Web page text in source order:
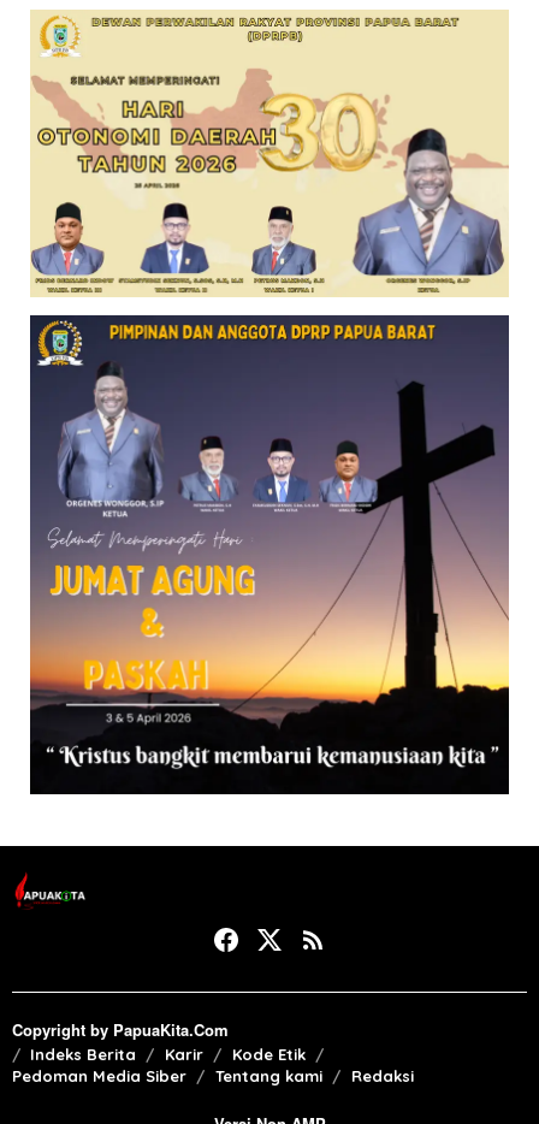
Copyright by PapuaKita.Com
Indeks Berita Karir
Kode Etik
Pedoman Media Siber
Tentang kami Redaksi